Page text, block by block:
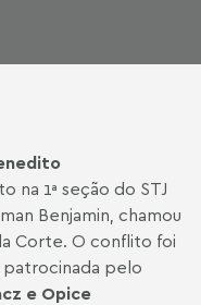
na 1ª seção do STJ
Benjamin, chamou
Corte. O conflito foi
patrocinada pelo
e Opice